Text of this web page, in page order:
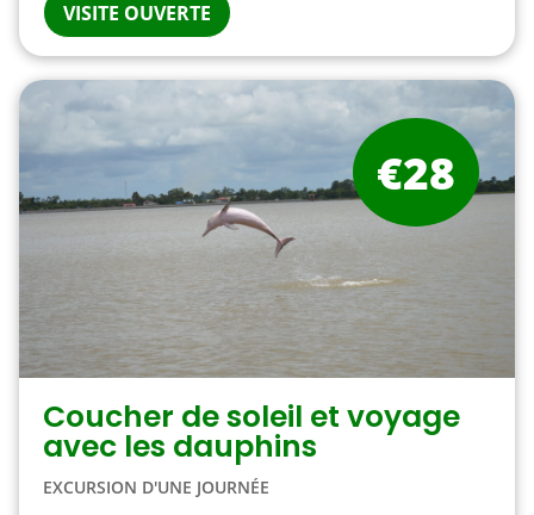
VISITE OUVERTE
Coucher de soleil et voyage
avec les dauphins
EXCURSION D'UNE JOURNÉE
€28